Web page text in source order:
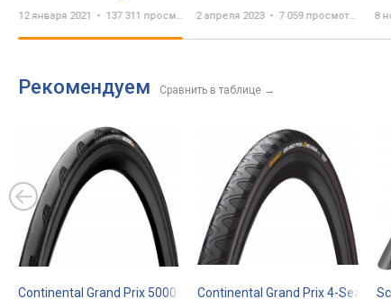
Review
12 января 2021 137 311 просмотр 2 апреля 2023 7 059 просмотров 8
Рекомендуем Сравнить в таблице →
Continental Grand Prix 5000 700x32C
Continental Grand Prix 4-Season